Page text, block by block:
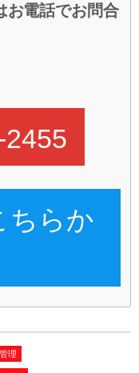
お電話でお問合
ちらか
理